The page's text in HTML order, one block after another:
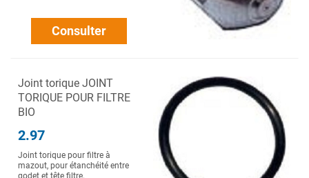
Consulter
Joint torique JOINT
TORIQUE POUR FILTRE
BIO
2.97
Joint torique pour filtre à
mazout, pour étanchéité entre
godet et tête filtre.